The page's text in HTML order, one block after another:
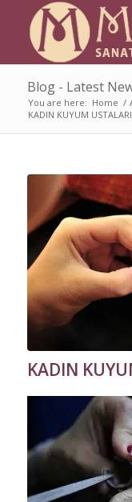
Blog - Latest
You are here: Home /
KADIN KUYUM
KADIN